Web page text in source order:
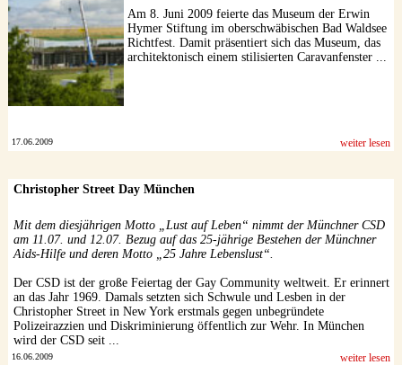
Am 8. Juni 2009 feierte das Museum der Erwin
Hymer Stiftung im oberschwäbischen Bad Waldsee
Richtfest. Damit präsentiert sich das Museum, das
architektonisch einem stilisierten Caravanfenster ...
17.06.2009 weiter lesen
Christopher Street Day München
Mit dem diesjährigen Motto „Lust auf Leben“ nimmt der Münchner CSD
am 11.07. und 12.07. Bezug auf das 25-jährige Bestehen der Münchner
Aids-Hilfe und deren Motto „25 Jahre Lebenslust“.
Der CSD ist der große Feiertag der Gay Community weltweit. Er erinnert
an das Jahr 1969. Damals setzten sich Schwule und Lesben in der
Christopher Street in New York erstmals gegen unbegründete
Polizeirazzien und Diskriminierung öffentlich zur Wehr. In München
wird der CSD seit ...
16.06.2009 weiter lesen